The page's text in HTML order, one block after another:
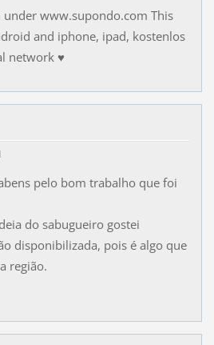
www.supondo.com This
and iphone, ipad, kostenlos
network ♥
pelo bom trabalho que foi
do sabugueiro gostei
disponibilizada, pois é algo que
região.